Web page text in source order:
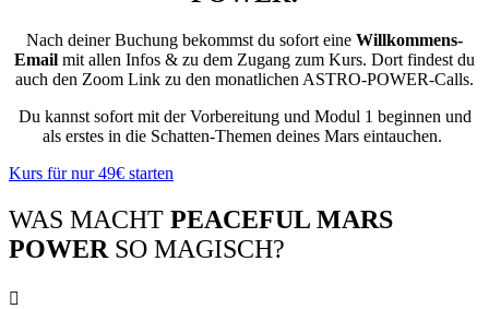
Nach deiner Buchung bekommst du sofort eine Willkommens-
Email mit allen Infos & zu dem Zugang zum Kurs. Dort findest du
auch den Zoom Link zu den monatlichen ASTRO-POWER-Calls.
Du kannst sofort mit der Vorbereitung und Modul 1 beginnen und
als erstes in die Schatten-Themen deines Mars eintauchen.
Kurs für nur 49€ starten
WAS MACHT PEACEFUL MARS
POWER SO MAGISCH?
